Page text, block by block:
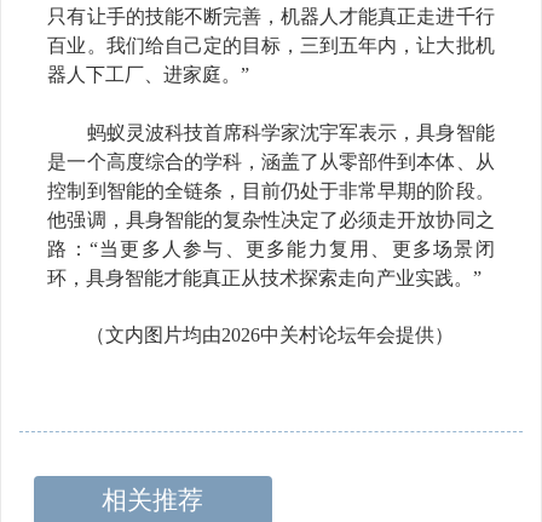
只有让手的技能不断完善，机器人才能真正走进千行
百业。我们给自己定的目标，三到五年内，让大批机
器人下工厂、进家庭。”
蚂蚁灵波科技首席科学家沈宇军表示，具身智能
是一个高度综合的学科，涵盖了从零部件到本体、从
控制到智能的全链条，目前仍处于非常早期的阶段。
他强调，具身智能的复杂性决定了必须走开放协同之
路： “当更多人参与、更多能力复用、更多场景闭
环，具身智能才能真正从技术探索走向产业实践。”
（文内图片均由2026中关村论坛年会提供）
相关推荐